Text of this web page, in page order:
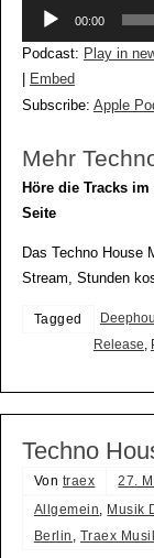
Audio-
00:00
Podcast: Play in
Embed
Subscribe: Apple
Mehr
Höre die Tracks
Seite
Das Techno House
Stream, Stunden
Tagged
Release,
Techno
Von traex
27.
Allgemein, Musik
Berlin , Traex